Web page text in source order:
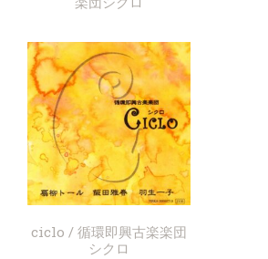
ciclo / 循環即興古楽楽団
シクロ